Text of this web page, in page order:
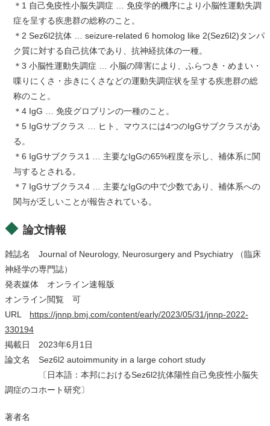
＊1 自己免疫性小脳失調症 … 免疫学的機序により小脳性運動失調
症を呈する疾患群の総称のこと。
＊2 Sez6l2抗体 … seizure-related 6 homolog like 2(Sez6l2)タンパ
ク質に対する自己抗体であり、抗神経抗体の一種。
＊3 小脳性運動失調症 … 小脳の障害により、ふらつき・めまい・
喋りにくさ・歩きにくさなどの運動失調症状を呈する疾患群の総
称のこと。
＊4 IgG … 免疫グロブリンの一種のこと。
＊5 IgGサブクラス … ヒト、マウスには4つのIgGサブクラスがあ
る。
＊6 IgGサブクラス1 … 主要なIgGの65%程度を示し、補体系に関
与するとされる。
＊7 IgGサブクラス4 … 主要なIgGの中で少数であり、補体系への
関与が乏しいことが報告されている。
論文情報
雑誌名 Journal of Neurology, Neurosurgery and Psychiatry （臨床
神経学の専門誌）
発表媒体 オンライン速報版
オンライン閲覧 可
URL https://jnnp.bmj.com/content/early/2023/05/31/jnnp-2022-
330194
掲載日 2023年6月1日
論文名 Sez6l2 autoimmunity in a large cohort study
〔日本語：本邦におけるSez6l2抗体陽性自己免疫性小脳失
調症のコホート研究〕
著者名